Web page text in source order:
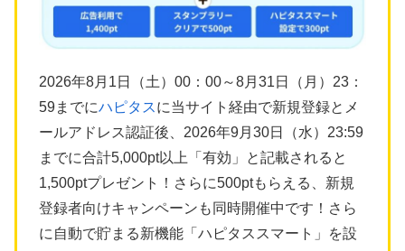
2026年8月1日（土）00：00～8月31日（月）23：
59までにハピタスに当サイト経由で新規登録とメ
ールアドレス認証後、2026年9月30日（水）23:59
までに合計5,000pt以上「有効」と記載されると
1,500ptプレゼント！さらに500ptもらえる、新規
登録者向けキャンペーンも同時開催中です！さら
に自動で貯まる新機能「ハピタススマート」を設